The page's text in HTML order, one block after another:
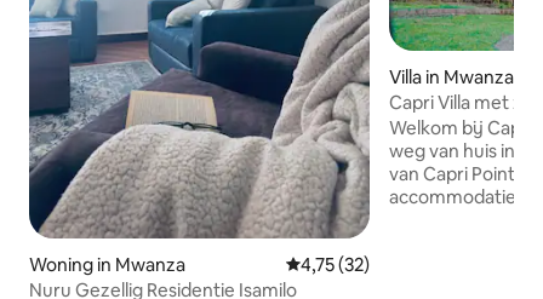
Woning in Mwanza Gemiddelde beoordeling van
4,75 (32)
Nuru Gezellig Residentie Isamilo
Villa in Mwanza
Capri Villa met
uitzicht op het
Welkom bij Capri
weg van huis in
van Capri Point! Een van de weinige
accommodaties